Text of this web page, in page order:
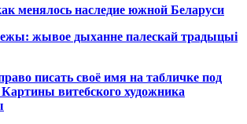
менялось наследие южной Беларуси
жывое дыханне палескай традыцыі
писать своё имя на табличке под
витебского художника